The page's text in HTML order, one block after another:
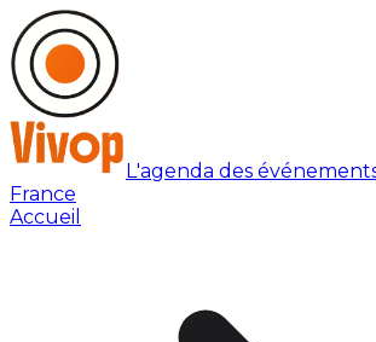
L'agenda des
France
Accueil